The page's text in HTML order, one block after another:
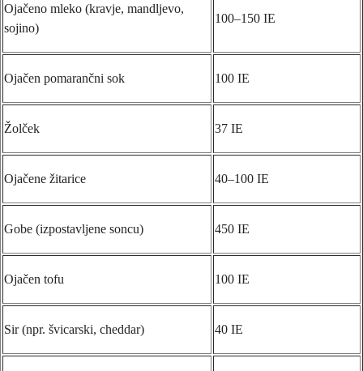
Ojačeno mleko (kravje, mandljevo,
sojino)
100–150 IE
Ojačen pomarančni sok 100 IE
Žolček 37 IE
Ojačene žitarice 40–100 IE
Gobe (izpostavljene soncu) 450 IE
Ojačen tofu 100 IE
Sir (npr. švicarski, cheddar) 40 IE